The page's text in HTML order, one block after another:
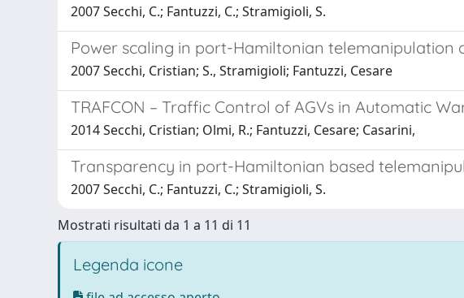
2007 Secchi, C.; Fantuzzi, C.; Stramigioli, S.
Power scaling in port-Hamiltonian telemanipulation
2007 Secchi, Cristian; S., Stramigioli; Fantuzzi, Cesare
TRAFCON – Traffic Control of AGVs in Automatic
2014 Secchi, Cristian; Olmi, R.; Fantuzzi, Cesare; Casarini,
Transparency in port-Hamiltonian based
2007 Secchi, C.; Fantuzzi, C.; Stramigioli, S.
Mostrati risultati da 1 a 11 di 11
Legenda icone